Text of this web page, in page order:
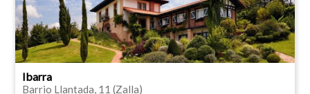
Ibarra
Barrio Llantada, 11 (Zalla)